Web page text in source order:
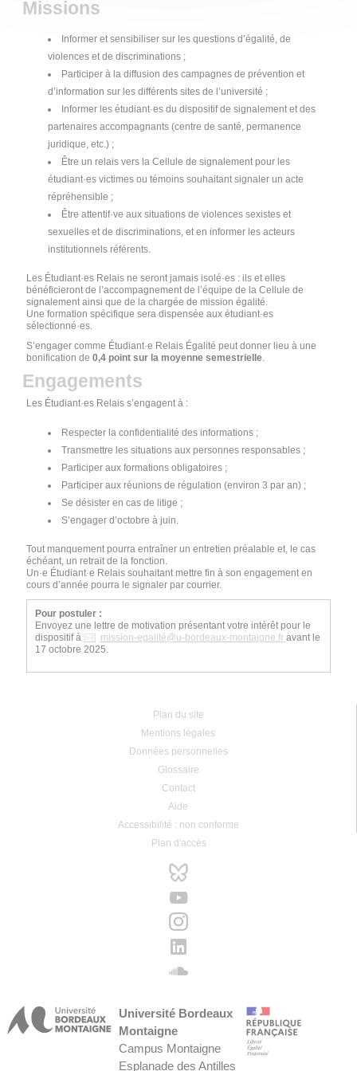
Missions
Informer et sensibiliser sur les questions d’égalité, de
violences et de discriminations ;
Participer à la diffusion des campagnes de prévention et
d’information sur les différents sites de l’université ;
Informer les étudiant·es du dispositif de signalement et des
partenaires accompagnants (centre de santé, permanence
juridique, etc.) ;
Être un relais vers la Cellule de signalement pour les
étudiant·es victimes ou témoins souhaitant signaler un acte
répréhensible ;
Être attentif·ve aux situations de violences sexistes et
sexuelles et de discriminations, et en informer les acteurs
institutionnels référents.
Les Étudiant·es Relais ne seront jamais isolé·es : ils et elles
bénéficieront de l’accompagnement de l’équipe de la Cellule de
signalement ainsi que de la chargée de mission égalité.
Une formation spécifique sera dispensée aux étudiant·es
sélectionné·es.
S’engager comme Étudiant·e Relais Égalité peut donner lieu à une
bonification de0,4 point sur la moyenne semestrielle.
Engagements
Les Étudiant·es Relais s’engagent à :
Respecter la confidentialité des informations ;
Transmettre les situations aux personnes responsables ;
Participer aux formations obligatoires ;
Participer aux réunions de régulation (environ 3 par an) ;
Se désister en cas de litige ;
S’engager d’octobre à juin.
Tout manquement pourra entraîner un entretien préalable et, le cas
échéant, un retrait de la fonction.
Un·e Étudiant·e Relais souhaitant mettre fin à son engagement en
cours d’année pourra le signaler par courrier.
Pour postuler :
Envoyez une lettre de motivation présentant votre intérêt pour le
dispositif à
mission-egalité@u-bordeaux-montaigne.fr avant le
17 octobre 2025.
Plan du site
Mentions légales
Données personnelles
Glossaire
Contact
Aide
Accessibilité : non conforme
Plan d'accès
Université Bordeaux
Montaigne
Campus Montaigne
Esplanade des Antilles